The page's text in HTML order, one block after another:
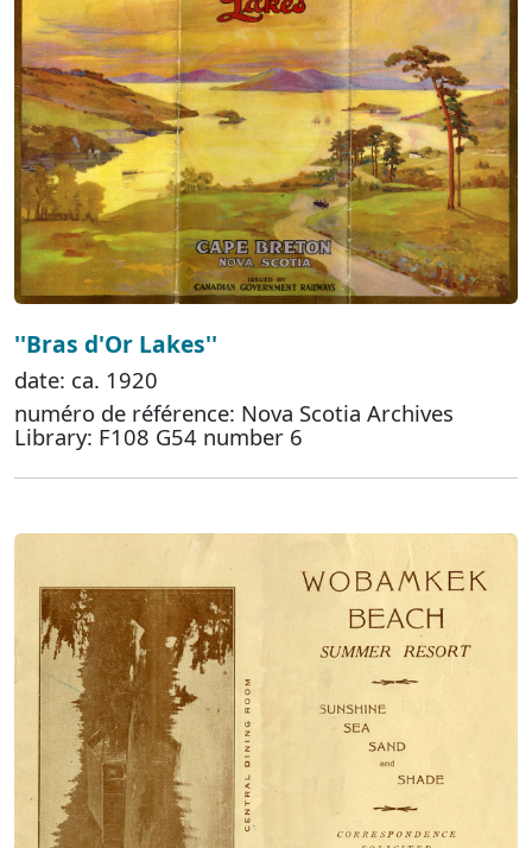
''Bras d'Or Lakes''
date: ca. 1920
numéro de référence: Nova Scotia Archives
Library: F108 G54 number 6